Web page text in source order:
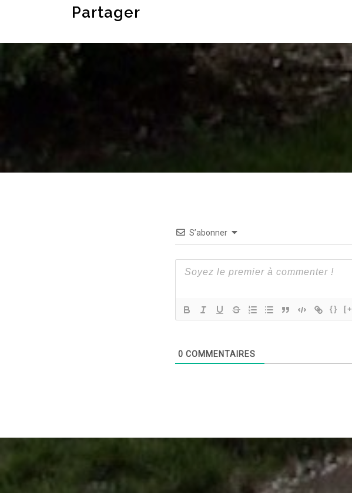
Partager
S’abonner
{}
0 COMMENTAIRES